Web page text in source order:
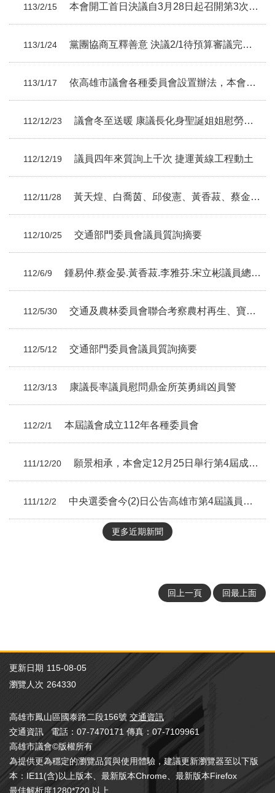
113/2/15 本會開工首日決議自3月28日起召開第3次定期大會
113/1/24 黨團協商互釋善意 決議2/1待預算審議完畢後改選各委員會
113/1/17 依高雄市議會各種委員會設置辦法，本會完成「成立113年各種委員會」
112/12/23 議會冬至送暖 康議長化身聖誕姐姐慰勞三民區清潔隊
112/12/19 議員四年來質詢上千次 捷運黃線工程動土
112/11/28 黃天煌、白喬茵、邱俊憲、黃香菽、蔡金晏、范織欽議員總質詢摘要
112/10/25 交通部門委員會議員質詢摘要
112/6/9 鍾易仲.蔡金晏.黃香菽.李雅芬.宋立彬議員總質詢摘要
112/5/30 交通及農林委員會聯合考察農村再生、寶來溫泉觀光
112/5/12 交通部門委員會議員質詢摘要
112/3/13 康議長率議員慰問鼎金所英勇緝凶員警
112/2/1 本屆議會成立112年各種委員會
111/12/20 願景相承，本會定12月25日舉行第4屆成立大會
111/12/2 中央選委會今(2)日公告高雄市第4屆議員當選人名單
更多近期新聞
回上一頁 回最上面
更新日期 115-08-05
瀏覽人次 264330
高雄市鳳山區國泰路二段156號 交通資訊
交通資訊 電話：07-7470171 傳真：07-7109961
高雄市議會©版權所有
為提供更為穩定的瀏覽品質與使用體驗，建議更新瀏覽器至以下版
本：IE11(含)以上版本、最新版本Chrome、最新版本Firefox
最佳解析度1280*720 以上